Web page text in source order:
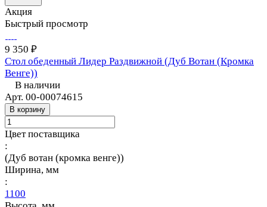
Акция
Быстрый просмотр
9 350 ₽
Стол обеденный Лидер Раздвижной (Дуб Вотан (Кромка
Венге))
В наличии
Арт. 00-00074615
В корзину
Цвет поставщика
:
(Дуб вотан (кромка венге))
Ширина, мм
:
1100